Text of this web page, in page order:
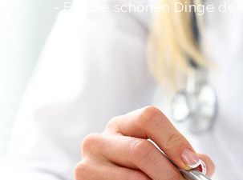
- Für die schönen Dinge